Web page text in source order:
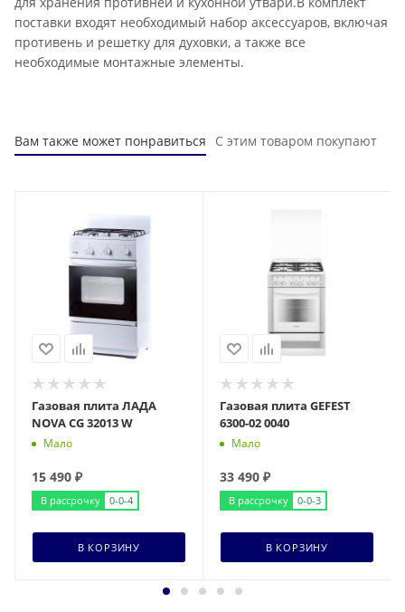
поставки входят необходимый набор аксессуаров, включая
противень и решетку для духовки, а также все
необходимые монтажные элементы.
Вам также может понравиться С этим товаром покупают
Газовая плита ЛАДА
NOVA CG 32013 W
Мало
15 490 ₽
В рассрочку 0-0-4
В КОРЗИНУ
Газовая плита GEFEST
6300-02 0040
Мало
33 490 ₽
В рассрочку 0-0-3
В КОРЗИНУ